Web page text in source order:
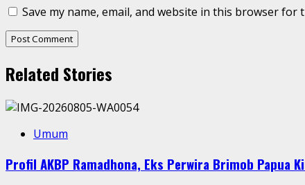
Save my name, email, and website in this browser for
Related Stories
Umum
Profil AKBP Ramadhona, Eks Perwira Brimob Papua